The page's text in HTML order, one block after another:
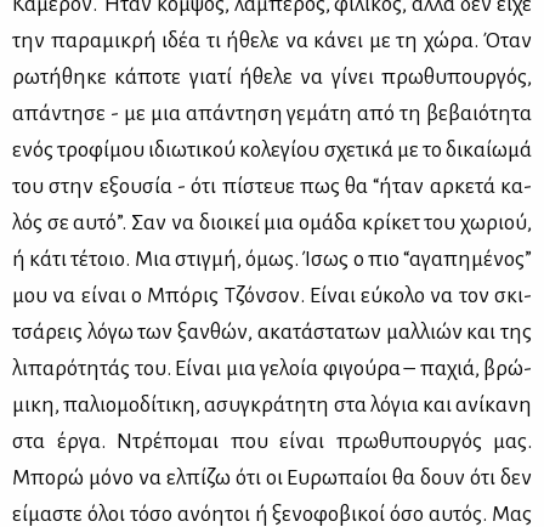
την πα­ρα­μι­κρή ιδέα τι ήθε­λε να κά­νει με τη χώ­ρα. Όταν
ρω­τή­θη­κε κά­πο­τε για­τί ήθε­λε να γί­νει πρω­θυ­πουρ­γός,
απά­ντη­σε - με μια απά­ντη­ση γε­μά­τη από τη βε­βαιό­τη­τα
ενός τρο­φί­μου ιδιω­τι­κού κο­λε­γί­ου σχε­τι­κά με το δι­καί­ω­μά
του στην εξου­σία - ότι πί­στευε πως θα “ήταν αρ­κε­τά κα­
λός σε αυ­τό”. Σαν να διοι­κεί μια ομά­δα κρί­κετ του χω­ριού,
ή κά­τι τέ­τοιο. Μια στιγ­μή, όμως. Ίσως ο πιο “αγα­πη­μέ­νος”
μου να εί­ναι ο Μπό­ρις Τζόν­σον. Εί­ναι εύ­κο­λο να τον σκι­
τσά­ρεις λό­γω των ξαν­θών, ακα­τά­στα­των μαλ­λιών και της
λι­πα­ρό­τη­τάς του. Εί­ναι μια γε­λοία φι­γού­ρα – πα­χιά, βρώ­
μι­κη, πα­λιο­μο­δί­τι­κη, ασυ­γκρά­τη­τη στα λό­για και ανί­κα­νη
στα έρ­γα. Ντρέ­πο­μαι που εί­ναι πρω­θυ­πουρ­γός μας.
Μπο­ρώ μό­νο να ελ­πί­ζω ότι οι Ευ­ρω­παί­οι θα δουν ότι δεν
εί­μα­στε όλοι τό­σο ανό­η­τοι ή ξε­νο­φο­βι­κοί όσο αυ­τός. Μας